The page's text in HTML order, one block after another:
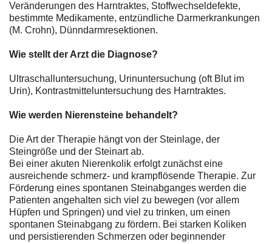
Veränderungen des Harntraktes, Stoffwechseldefekte,
bestimmte Medikamente, entzündliche Darmerkrankungen
(M. Crohn), Dünndarmresektionen.
Wie stellt der Arzt die Diagnose?
Ultraschalluntersuchung, Urinuntersuchung (oft Blut im
Urin), Kontrastmitteluntersuchung des Harntraktes.
Wie werden Nierensteine behandelt?
Die Art der Therapie hängt von der Steinlage, der
Steingröße und der Steinart ab.
Bei einer akuten Nierenkolik erfolgt zunächst eine
ausreichende schmerz- und krampflösende Therapie. Zur
Förderung eines spontanen Steinabganges werden die
Patienten angehalten sich viel zu bewegen (vor allem
Hüpfen und Springen) und viel zu trinken, um einen
spontanen Steinabgang zu fördern. Bei starken Koliken
und persistierenden Schmerzen oder beginnender